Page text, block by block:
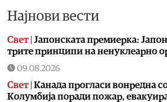
Најнови вести
Свет| Јапонската премиерка:
трите принципи на ненуклеарно
09.08.2026
Свет| Канада прогласи вонредна
Колумбија поради пожар,